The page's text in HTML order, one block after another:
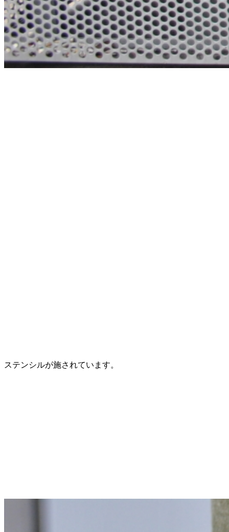
ステンシルが施されています。